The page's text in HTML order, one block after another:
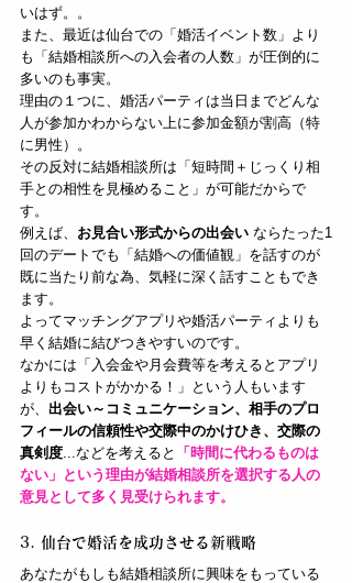
いはず。。
また、最近は仙台での「婚活イベント数」より
も「結婚相談所への入会者の人数」が圧倒的に
多いのも事実。
理由の１つに、婚活パーティは当日までどんな
人が参加かわからない上に参加金額が割高（特
に男性）。
その反対に結婚相談所は「短時間＋じっくり相
手との相性を見極めること」が可能だからで
す。
例えば、 お見合い形式からの出会い ならたった1
回のデートでも「結婚への価値観」を話すのが
既に当たり前な為、気軽に深く話すこともでき
ます。
よってマッチングアプリや婚活パーティよりも
早く結婚に結びつきやすいのです。
なかには「入会金や月会費等を考えるとアプリ
よりもコストがかかる！」という人もいます
が、 出会い～コミュニケーション、相手のプロ
フィールの信頼性や交際中のかけひき、交際の
真剣度 ...などを考えると
「時間に代わるものは
ない」という理由が結婚相談所を選択する人の
意見として多く見受けられます。
3. 仙台で婚活を成功させる新戦略
あなたがもしも結婚相談所に興味をもっている